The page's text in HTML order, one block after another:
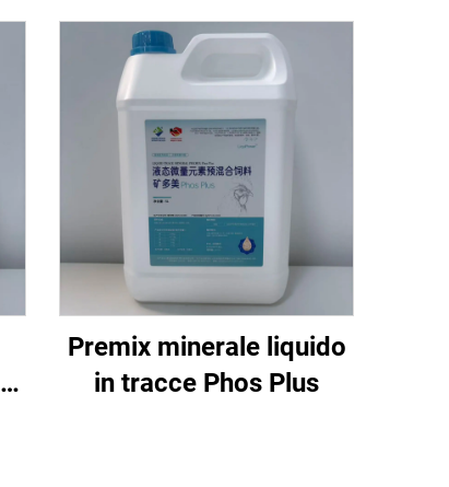
Premix minerale liquido
in tracce Phos Plus